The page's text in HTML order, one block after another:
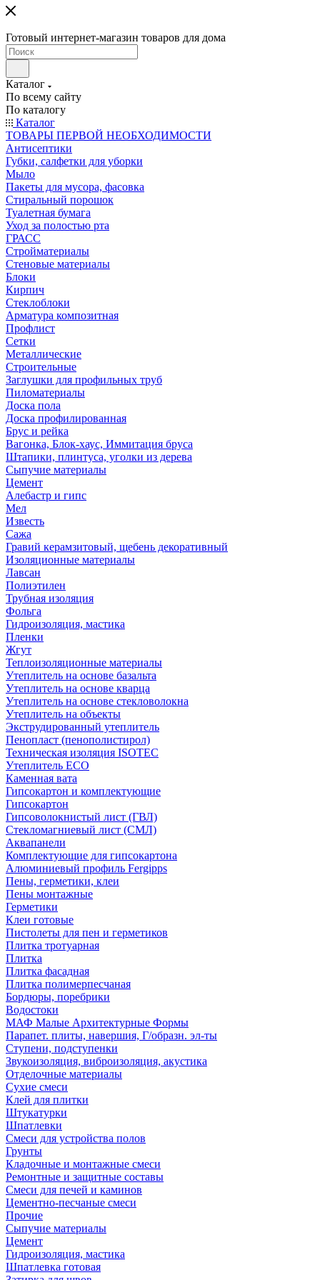
Готовый интернет-магазин товаров для дома
Каталог
По всему сайту
По каталогу
Каталог
ТОВАРЫ ПЕРВОЙ НЕОБХОДИМОСТИ
Антисептики
Губки, салфетки для уборки
Мыло
Пакеты для мусора, фасовка
Стиральный порошок
Туалетная бумага
Уход за полостью рта
ГРАСС
Стройматериалы
Стеновые материалы
Блоки
Кирпич
Стеклоблоки
Арматура композитная
Профлист
Сетки
Металлические
Строительные
Заглушки для профильных труб
Пиломатериалы
Доска пола
Доска профилированная
Брус и рейка
Вагонка, Блок-хаус, Иммитация бруса
Штапики, плинтуса, уголки из дерева
Сыпучие материалы
Цемент
Алебастр и гипс
Мел
Известь
Сажа
Гравий керамзитовый, щебень декоративный
Изоляционные материалы
Лавсан
Полиэтилен
Трубная изоляция
Фольга
Гидроизоляция, мастика
Пленки
Жгут
Теплоизоляционные материалы
Утеплитель на основе базальта
Утеплитель на основе кварца
Утеплитель на основе стекловолокна
Утеплитель на объекты
Экструдированный утеплитель
Пенопласт (пенополистирол)
Техническая изоляция ISOTEC
Утеплитель ECO
Каменная вата
Гипсокартон и комплектующие
Гипсокартон
Гипсоволокнистый лист (ГВЛ)
Стекломагниевый лист (СМЛ)
Аквапанели
Комплектующие для гипсокартона
Алюминиевый профиль Fergipps
Пены, герметики, клеи
Пены монтажные
Герметики
Клеи готовые
Пистолеты для пен и герметиков
Плитка тротуарная
Плитка
Плитка фасадная
Плитка полимерпесчаная
Бордюры, поребрики
Водостоки
МАФ Малые Архитектурные Формы
Парапет. плиты, навершия, Г/образн. эл-ты
Ступени, подступенки
Звукоизоляция, виброизоляция, акустика
Отделочные материалы
Сухие смеси
Клей для плитки
Штукатурки
Шпатлевки
Смеси для устройства полов
Грунты
Кладочные и монтажные смеси
Ремонтные и защитные составы
Смеси для печей и каминов
Цементно-песчаные смеси
Прочие
Сыпучие материалы
Цемент
Гидроизоляция, мастика
Шпатлевка готовая